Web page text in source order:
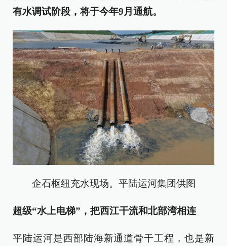
有水调试阶段，将于今年9月通航。
企石枢纽充水现场。平陆运河集团供图
超级“水上电梯”，把西江干流和北部湾相连
平陆运河是西部陆海新通道骨干工程，也是新